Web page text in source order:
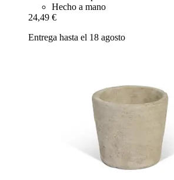
Hecho a mano
24,49 €
Entrega hasta el 18 agosto